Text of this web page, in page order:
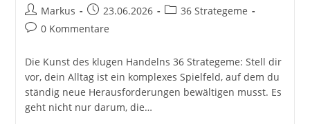
Beitrags-
Autor:
Markus
Beitrag
veröffentlicht:
23.06.2026
Beitrags-
36 Strategeme
Beitrags-
0 Kommentare
Die Kunst des klugen Handelns 36 Strategeme: Stell dir
vor, dein Alltag ist ein komplexes Spielfeld, auf dem du
ständig neue Herausforderungen bewältigen musst. Es
geht nicht nur darum, die…